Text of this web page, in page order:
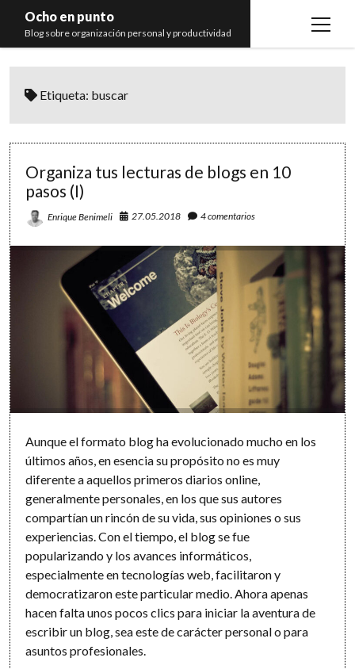
Ocho en punto
Blog sobre organización personal y productividad
open
Libros
Etiqueta: buscar
Organiza tus lecturas de blogs en 10
pasos (I)
Enrique Benimeli 27.05.2018 4 comentarios
Aunque el formato blog ha evolucionado mucho en los
últimos años, en esencia su propósito no es muy
diferente a aquellos primeros diarios online,
generalmente personales, en los que sus autores
compartían un rincón de su vida, sus opiniones o sus
experiencias. Con el tiempo, el blog se fue
popularizando y los avances informáticos,
especialmente en tecnologías web, facilitaron y
democratizaron este particular medio. Ahora apenas
hacen falta unos pocos clics para iniciar la aventura de
escribir un blog, sea este de carácter personal o para
asuntos profesionales.